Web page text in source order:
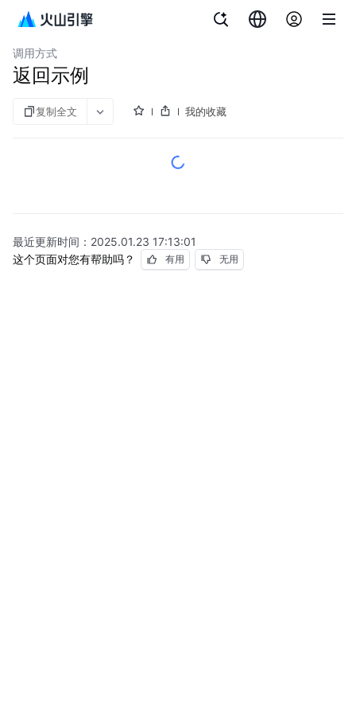
共享带宽包
调用方式
返回示例
复制全文 我的收藏
最近更新时间： 2025.01.23 17:13:01
这个页面对您有帮助吗？
有用 无用